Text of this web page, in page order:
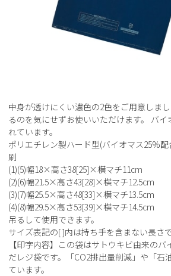
中身が透けにくい濃色の2色をご用意しま
るのを気にせずお使いいただけます。 バ
れています。
ポリエチレン製ハード型(バイオマス25%
刷
(1)(5)幅18×高さ38[25]×横マチ11cm
(2)(6)幅21.5×高さ43[28]×横マチ12.5cm
(3)(7)幅25.5×高さ48[33]×横マチ13.5cm
(4)(8)幅29.5×高さ53[39]×横マチ14.5cm
吊るして使用できます。
サイズ表記の[ ]内は持ち手を含まない長さで
【印字内容】この袋はサトウキビ由来の
だレジ袋です。「CO2排出量削減」や「石
ています。